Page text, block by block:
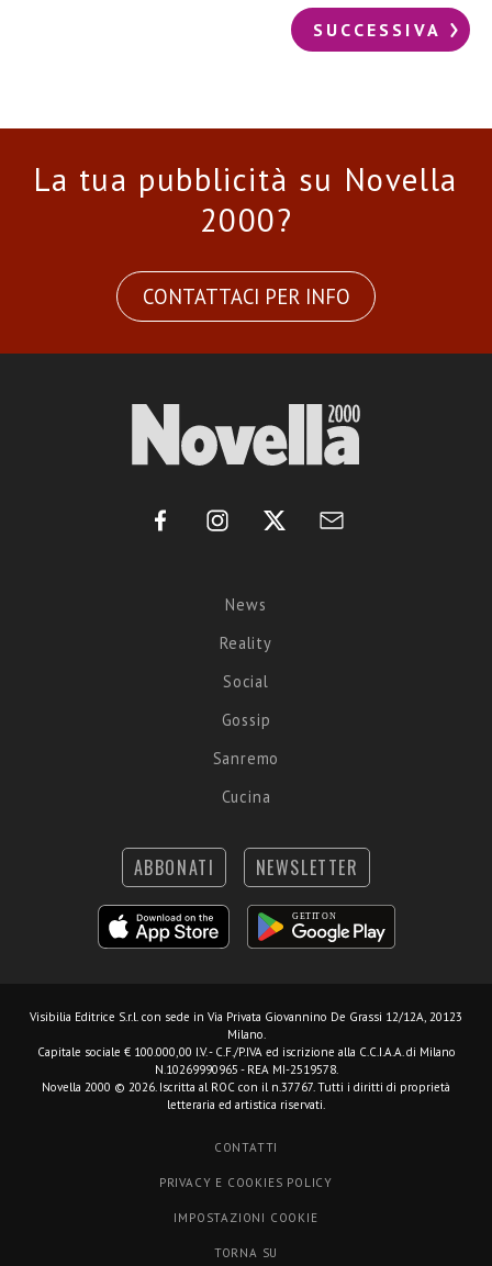
SUCCESSIVA
La tua pubblicità su Novella
2000?
CONTATTACI PER INFO
News
Reality
Social
Gossip
Sanremo
Cucina
ABBONATI NEWSLETTER
Visibilia Editrice S.r.l. con sede in Via Privata Giovannino De Grassi 12/12A, 20123
Milano.
Capitale sociale € 100.000,00 I.V. - C.F./P.IVA ed iscrizione alla C.C.I.A.A. di Milano
N.10269990965 - REA MI-2519578.
Novella 2000 © 2026. Iscritta al ROC con il n.37767. Tutti i diritti di proprietà
letteraria ed artistica riservati.
CONTATTI
PRIVACY E COOKIES POLICY
IMPOSTAZIONI COOKIE
TORNA SU